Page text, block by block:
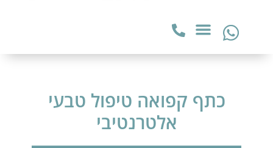
כתף קפואה טיפול טבעי
אלטרנטיבי